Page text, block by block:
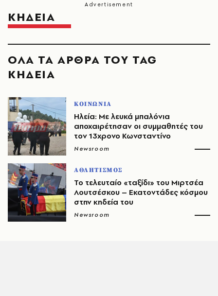
ΚΗΔΕΙΑ
ΟΛΑ ΤΑ ΑΡΘΡΑ ΤΟΥ TAG
ΚΗΔΕΙΑ
ΚΟΙΝΩΝΙΑ
Ηλεία: Με λευκά μπαλόνια
αποχαιρέτησαν οι συμμαθητές του
τον 13χρονο Κωνσταντίνο
Newsroom
ΑΘΛΗΤΙΣΜΟΣ
Το τελευταίο «ταξίδι» του Μιρτσέα
Λουτσέσκου – Eκατοντάδες κόσμου
στην κηδεία του
Newsroom